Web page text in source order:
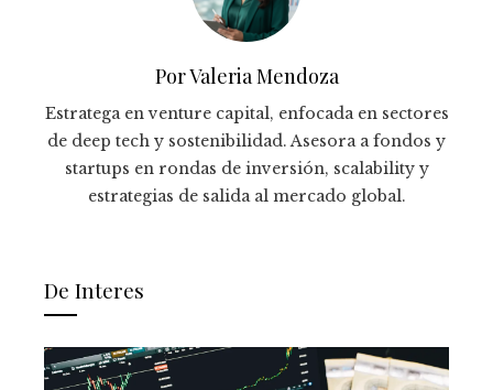
Por Valeria Mendoza
Estratega en venture capital, enfocada en sectores
de deep tech y sostenibilidad. Asesora a fondos y
startups en rondas de inversión, scalability y
estrategias de salida al mercado global.
De Interes